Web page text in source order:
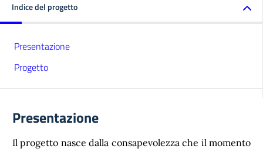
Indice del progetto
Presentazione
Progetto
Presentazione
Il progetto nasce dalla consapevolezza che il momento